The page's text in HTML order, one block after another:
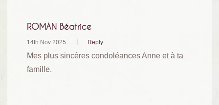
ROMAN Béatrice
14th Nov 2025 Reply
Mes plus sincères condoléances Anne et à ta
famille.